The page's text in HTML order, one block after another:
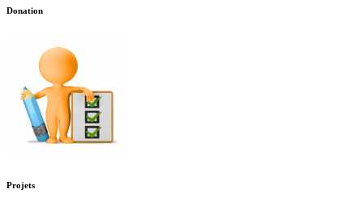
Donation
Projets